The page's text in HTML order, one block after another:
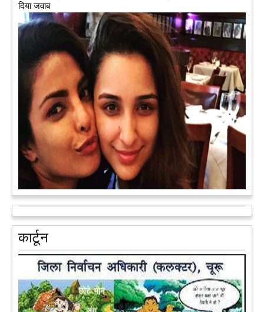
अब एक आइडिया बदलेगा हिमाचल के युवाओं की किस्मत, जानिए कैसे
हमीरपुर में अब एक आइडिया युवाओं की किस्मत बदलने जा रहा है। भारत
सरकार के स्टार्टअप मिशन के तहत सबंधित टीम मोबाइल वैन के जरिए पूरे
देश के कोने-कोने में घूमकर नए स्टार्ट अप स्थापित करने की चाह रखने
वाले युवाओं से संपर्क कर रही है।आगे पढ़ें
आरक्षण के विरोध में राजा भैया बोले, प्रमोशन का आधार गुणवत्ता और
वरिष्ठता हो, जाति नहीं
प्रतापगढ़ के कुंडा से बाहुबली विधायक रघुराज प्रताप सिंह उर्फ राजा भैया ने
शुक्रवार को लखनऊ में प्रेस कांफ्रेंस कर नई राजनीतिक पार्टी बनाने की
आधिकारिक घोषणा करते हुए पार्टी के मुद्दों के बारे में बताया.आगे पढ़ें
दिया जवाब
कार्टून